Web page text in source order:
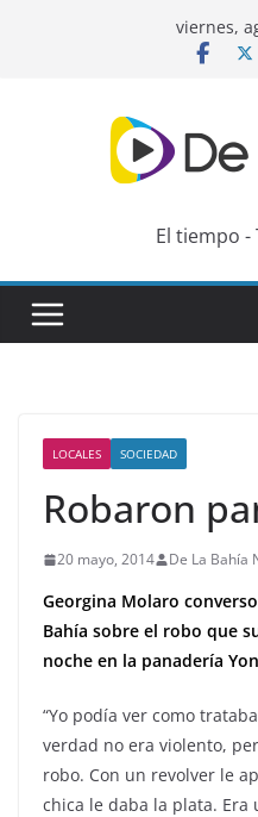
viernes,
El tiempo
LOCALES SOCIEDAD
Robaron
20 mayo, 2014 De La Bahía
Georgina Molaro
Bahía sobre el robo que
noche en la panadería
“Yo podía ver como
verdad no era violento,
robo. Con un revolver le
chica le daba la plata.